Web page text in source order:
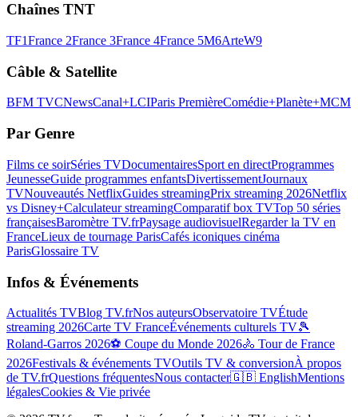
Chaînes TNT
TF1France 2France 3France 4France 5M6ArteW9
Câble & Satellite
BFM TVCNewsCanal+LCIParis PremièreComédie+Planète+MCM
Par Genre
Films ce soirSéries TVDocumentairesSport en directProgrammes
JeunesseGuide programmes enfantsDivertissementJournaux
TVNouveautés NetflixGuides streamingPrix streaming 2026Netflix
vs Disney+Calculateur streamingComparatif box TVTop 50 séries
françaisesBaromètre TV.frPaysage audiovisuelRegarder la TV en
FranceLieux de tournage ParisCafés iconiques cinéma
ParisGlossaire TV
Infos & Événements
Actualités TVBlog TV.frNos auteursObservatoire TVÉtude
streaming 2026Carte TV FranceÉvénements culturels TV🎾
Roland-Garros 2026⚽ Coupe du Monde 2026🚴 Tour de France
2026Festivals & événements TVOutils TV & conversionÀ propos
de TV.frQuestions fréquentesNous contacter🇬🇧 EnglishMentions
légalesCookies & Vie privée